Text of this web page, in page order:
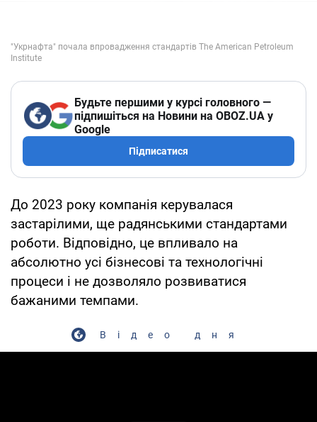
Будьте першими у курсі головного —
підпишіться на Новини на OBOZ.UA у
Google
Підписатися
До 2023 року компанія керувалася
застарілими, ще радянськими стандартами
роботи. Відповідно, це впливало на
абсолютно усі бізнесові та технологічні
процеси і не дозволяло розвиватися
бажаними темпами.
Відео дня